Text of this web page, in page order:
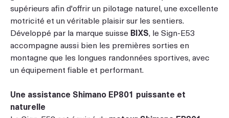
supérieurs afin d'offrir un pilotage naturel, une excellente
motricité et un véritable plaisir sur les sentiers.
Développé par la marque suisse BIXS, le Sign-E53
accompagne aussi bien les premières sorties en
montagne que les longues randonnées sportives, avec
un équipement fiable et performant.
Une assistance Shimano EP801 puissante et
naturelle